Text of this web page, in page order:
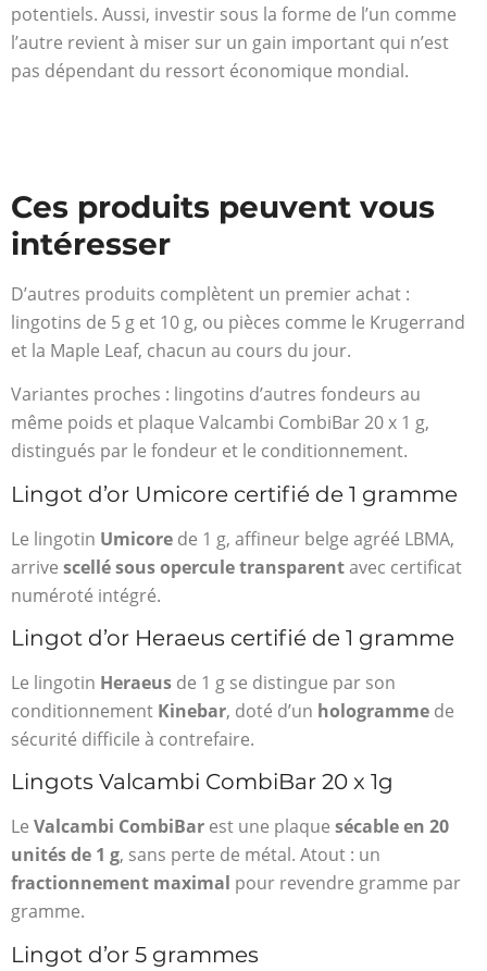
potentiels. Aussi, investir sous la forme de l’un comme
l’autre revient à miser sur un gain important qui n’est
pas dépendant du ressort économique mondial.
Ces produits peuvent vous
intéresser
D’autres produits complètent un premier achat :
lingotins de 5 g et 10 g, ou pièces comme le Krugerrand
et la Maple Leaf, chacun au cours du jour.
Variantes proches : lingotins d’autres fondeurs au
même poids et plaque Valcambi CombiBar 20 x 1 g,
distingués par le fondeur et le conditionnement.
Lingot d’or Umicore certifié de 1 gramme
Le lingotin Umicore de 1 g, affineur belge agréé LBMA,
arrive scellé sous opercule transparentavec certificat
numéroté intégré.
Lingot d’or Heraeus certifié de 1 gramme
Le lingotin Heraeus de 1 g se distingue par son
conditionnement Kinebar, doté d’un hologramme de
sécurité difficile à contrefaire.
Lingots Valcambi CombiBar 20 x 1g
Le Valcambi CombiBar est une plaque sécable en 20
unités de 1 g, sans perte de métal. Atout : un
fractionnement maximal pour revendre gramme par
gramme.
Lingot d’or 5 grammes